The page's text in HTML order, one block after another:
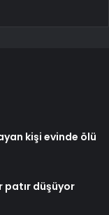
kişi evinde ölü
patır düşüyor